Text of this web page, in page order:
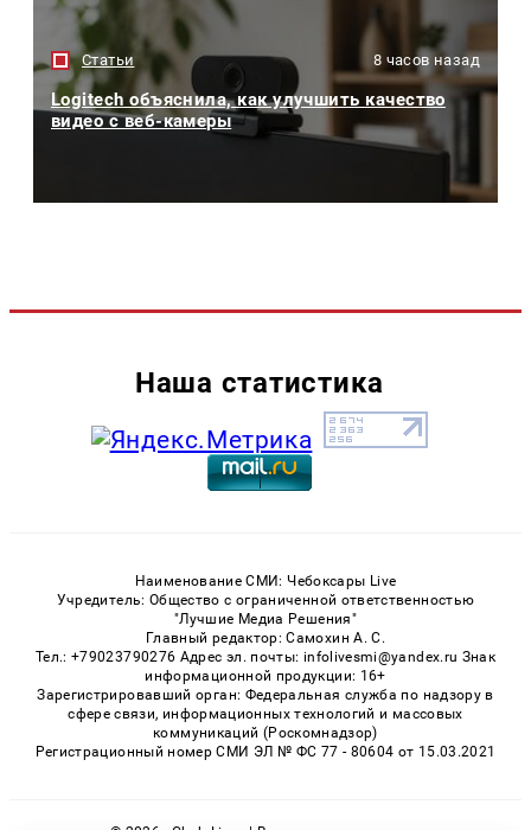
Статьи 8 часов назад
Logitech объяснила, как улучшить качество
видео с веб-камеры
Наша статистика
Наименование СМИ: Чебоксары Live
Учредитель: Общество с ограниченной ответственностью
"Лучшие Медиа Решения"
Главный редактор: Самохин А. С.
Тел.: +79023790276 Адрес эл. почты: infolivesmi@yandex.ru Знак
информационной продукции: 16+
Зарегистрировавший орган: Федеральная служба по надзору в
сфере связи, информационных технологий и массовых
коммуникаций (Роскомнадзор)
Регистрационный номер СМИ ЭЛ № ФС 77 - 80604 от 15.03.2021